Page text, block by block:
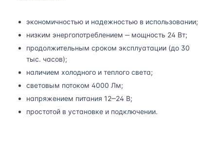
экономичностью и надежностью в использовании;
низким энергопотреблением ‒ мощность 24 Вт;
продолжительным сроком эксплуатации (до 30
тыс. часов);
наличием холодного и теплого света;
световым потоком 4000 Лм;
напряжением питания 12‒24 В;
простотой в установке и подключении.